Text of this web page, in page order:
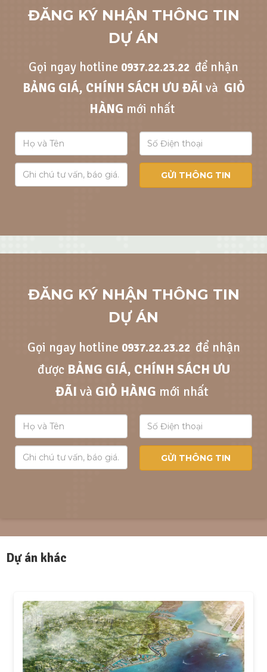
ĐĂNG KÝ NHẬN THÔNG TIN
DỰ ÁN
Gọi ngay hotline 0937.22.23.22 để nhận
BẢNG GIÁ, CHÍNH SÁCH ƯU ĐÃI và GIỎ
HÀNG mới nhất
ĐĂNG KÝ NHẬN THÔNG TIN
DỰ ÁN
Gọi ngay hotline 0937.22.23.22 để nhận
được BẢNG GIÁ, CHÍNH SÁCH ƯU
ĐÃI và GIỎ HÀNG mới nhất
Dự án khác